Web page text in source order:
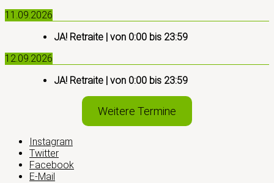
11.09.2026
JA! Retraite | von 0:00 bis 23:59
12.09.2026
JA! Retraite | von 0:00 bis 23:59
Weitere Termine
Instagram
Twitter
Facebook
E-Mail